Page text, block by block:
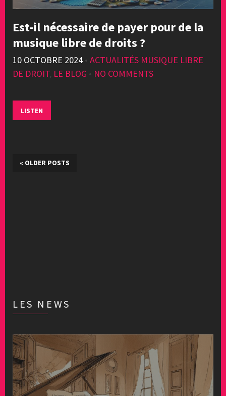
Est-il nécessaire de payer pour de la
musique libre de droits ?
10 OCTOBRE 2024 • ACTUALITÉS MUSIQUE LIBRE
DE DROIT, LE BLOG • NO COMMENTS
LISTEN
« OLDER POSTS
LES NEWS